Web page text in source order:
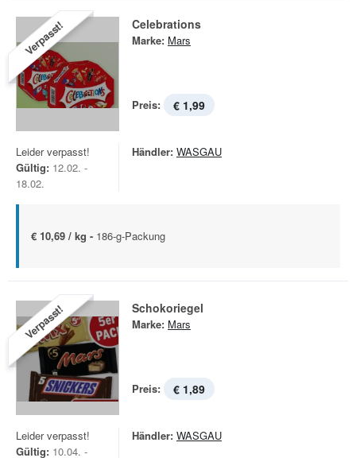
Verpasst! Celebrations
Marke: Mars
Preis: € 1,99
Leider verpasst!
Gültig: 12.02. -
18.02.
Händler: WASGAU
€ 10,69 / kg - 186-g-Packung
Verpasst! Schokoriegel
Marke: Mars
Preis: € 1,89
Leider verpasst!
Gültig: 10.04. -
Händler: WASGAU